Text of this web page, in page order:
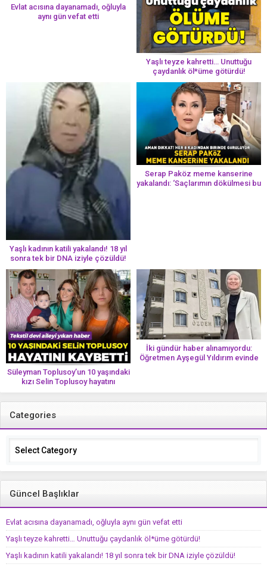
Evlat acısına dayanamadı, oğluyla
aynı gün vefat etti
Yaşlı teyze kahretti… Unuttuğu
çaydanlık öl*üme götürdü!
Yaşlı kadının katili yakalandı! 18 yıl
sonra tek bir DNA iziyle çözüldü!
Serap Paköz meme kanserine
yakalandı: ‘Saçlarımın dökülmesi bu
Süleyman Toplusoy’un 10 yaşındaki
kızı Selin Toplusoy hayatını
kaybetti! ‘Ah dünya güzeli melek’
İki gündür haber alınamıyordu:
Öğretmen Ayşegül Yıldırım evinde
Categories
Categories
Güncel Başlıklar
Evlat acısına dayanamadı, oğluyla aynı gün vefat etti
Yaşlı teyze kahretti… Unuttuğu çaydanlık öl*üme götürdü!
Yaşlı kadının katili yakalandı! 18 yıl sonra tek bir DNA iziyle çözüldü!